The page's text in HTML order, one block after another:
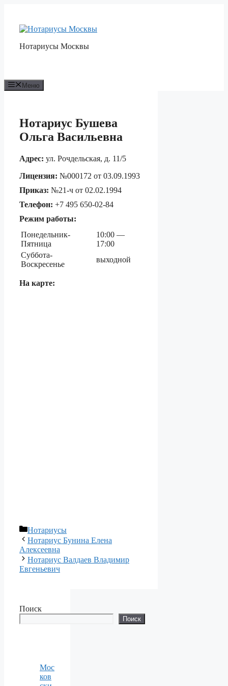
содержимому
Нотариусы Москвы
Меню
Нотариус Бушева
Ольга Васильевна
Адрес: ул. Рочдельская, д. 11/5
Лицензия: №000172 от 03.09.1993
Приказ: №21-ч от 02.02.1994
Телефон: +7 495 650-02-84
Режим работы:
Понедельник-
Пятница
10:00 —
17:00
Суббота-
Воскресенье
выходной
На карте:
Рубрики
Нотариусы
Нотариус Бунина Елена
Алексеевна
Нотариус Валдаев Владимир
Евгеньевич
Поиск
Поиск
Мос
ков